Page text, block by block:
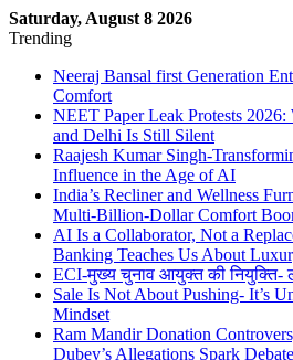
Saturday, August 8 2026
Trending
Neeraj Bansal first Generation
Comfort
NEET Paper Leak Protests
and Delhi Is Still Silent
Raajesh Kumar Singh-
Influence in the Age of AI
India’s Recliner and Wellness
Multi-Billion-Dollar Comfort
AI Is a Collaborator, Not a
Banking Teaches Us About
ECI-मुख्य चुनाव आयुक्त की नियुक्ति-
Sale Is Not About Pushing- It’s
Mindset
Ram Mandir Donation
Dubey’s Allegations Spark